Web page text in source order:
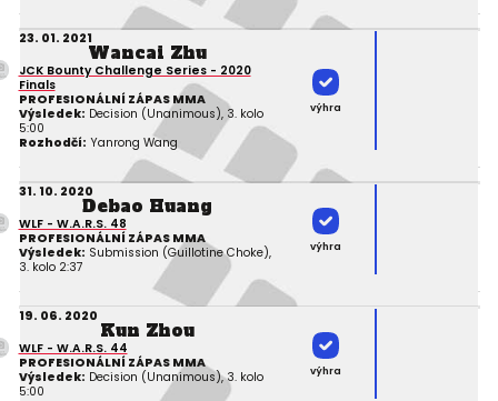
23. 01. 2021
Wancai Zhu
JCK Bounty Challenge Series - 2020
Finals
PROFESIONÁLNÍ ZÁPAS MMA
Výsledek: Decision (Unanimous), 3. kolo
5:00
Rozhodčí: Yanrong Wang
výhra
31. 10. 2020
Debao Huang
WLF - W.A.R.S. 48
PROFESIONÁLNÍ ZÁPAS MMA
Výsledek: Submission (Guillotine Choke),
3. kolo 2:37
výhra
19. 06. 2020
Kun Zhou
WLF - W.A.R.S. 44
PROFESIONÁLNÍ ZÁPAS MMA
Výsledek: Decision (Unanimous), 3. kolo
5:00
výhra